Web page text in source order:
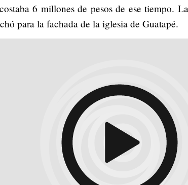
6 millones de pesos de ese tiempo.
para la fachada de la iglesia de Guatapé.